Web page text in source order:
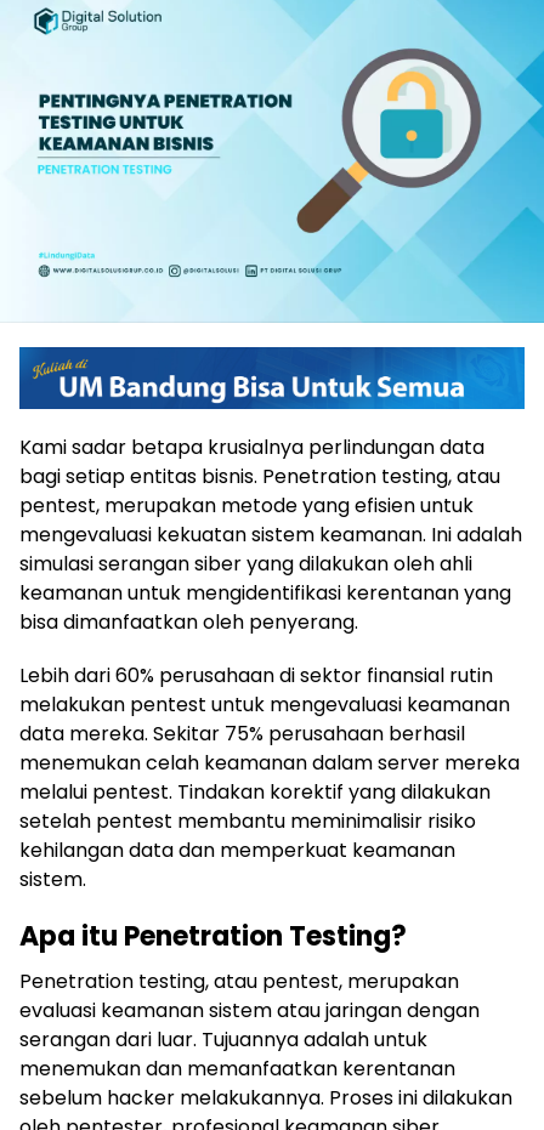
Kami sadar betapa krusialnya perlindungan data
bagi setiap entitas bisnis. Penetration testing, atau
pentest, merupakan metode yang efisien untuk
mengevaluasi kekuatan sistem keamanan. Ini adalah
simulasi serangan siber yang dilakukan oleh ahli
keamanan untuk mengidentifikasi kerentanan yang
bisa dimanfaatkan oleh penyerang.
Lebih dari 60% perusahaan di sektor finansial rutin
melakukan pentest untuk mengevaluasi keamanan
data mereka. Sekitar 75% perusahaan berhasil
menemukan celah keamanan dalam server mereka
melalui pentest. Tindakan korektif yang dilakukan
setelah pentest membantu meminimalisir risiko
kehilangan data dan memperkuat keamanan
sistem.
Apa itu Penetration Testing?
Penetration testing, atau pentest, merupakan
evaluasi keamanan sistem atau jaringan dengan
serangan dari luar. Tujuannya adalah untuk
menemukan dan memanfaatkan kerentanan
sebelum hacker melakukannya. Proses ini dilakukan